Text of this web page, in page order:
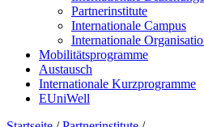
Partnerinstitute
Internationale Campus
Internationale
Mobilitätsprogramme
Austausch
Internationale Kurzprogramme
EUniWell